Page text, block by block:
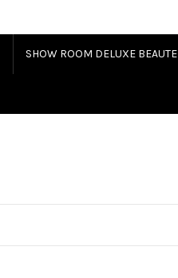
SHOW ROOM DELUXE BEAUTE